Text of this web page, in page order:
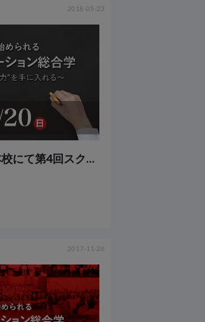
2018-05-23
ミロスアカデミー大阪本校にて第4回スクールフェアを開催いたしました！
2017-11-26